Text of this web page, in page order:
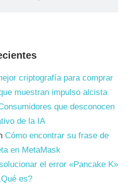
criptografía para comprar
muestran impulso alcista
que desconocen
de la IA
Cómo encontrar su frase de
en MetaMask
el error «Pancake K»
es?